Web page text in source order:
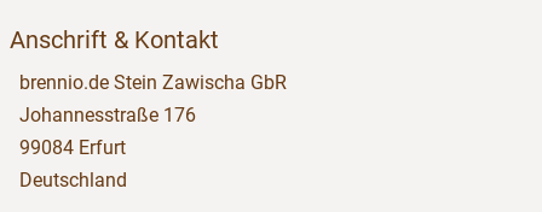
Anschrift & Kontakt
brennio.de Stein Zawischa GbR
Johannesstraße 176
99084 Erfurt
Deutschland